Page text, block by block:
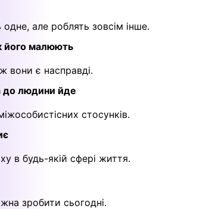
але роблять зовсім інше.
його малюють
вони є насправді.
до людини йде
стосунків.
в будь-якій сфері життя.
зробити сьогодні.